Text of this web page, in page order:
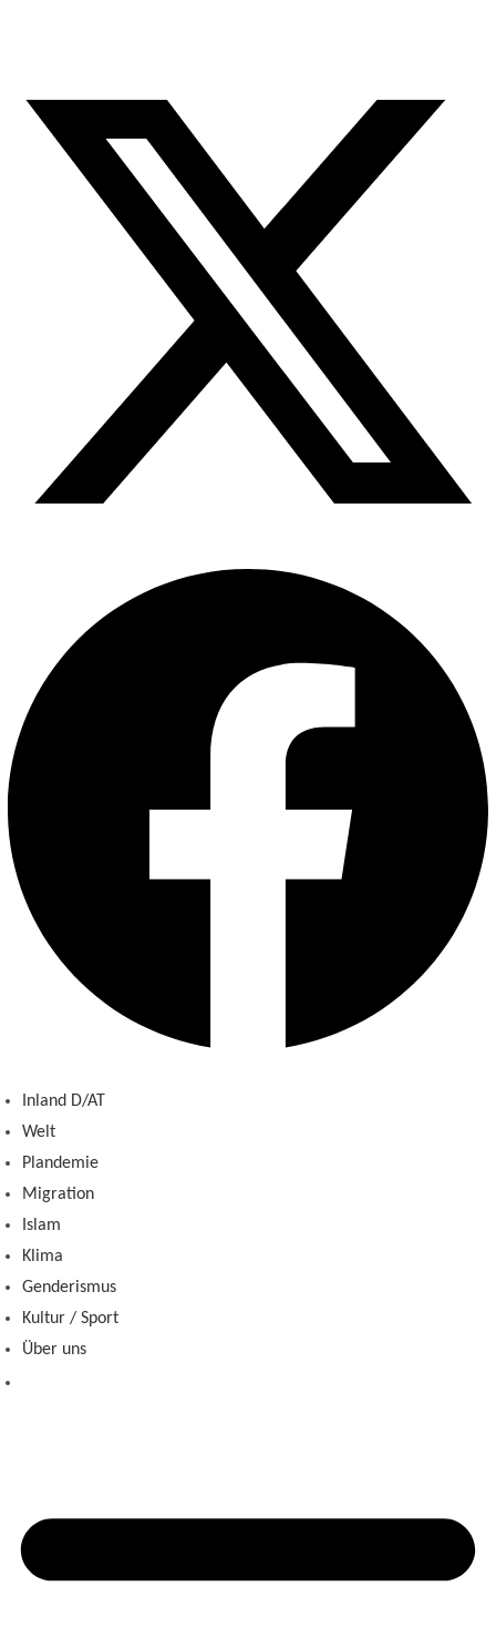
Inland D/AT
Welt
Plandemie
Migration
Islam
Klima
Genderismus
Kultur / Sport
Über uns